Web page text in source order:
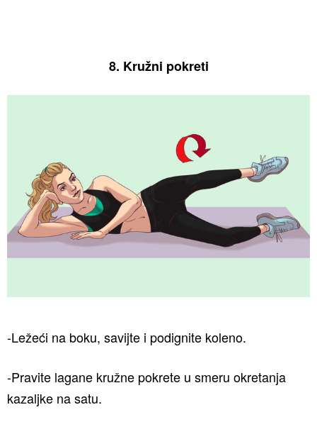
8. Kružni pokreti
-Ležeći na boku, savijte i podignite koleno.
-Pravite lagane kružne pokrete u smeru okretanja
kazaljke na satu.